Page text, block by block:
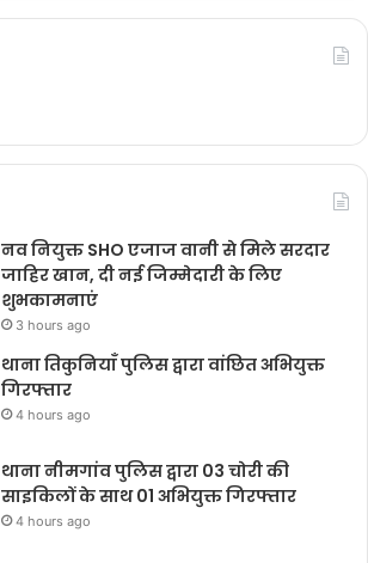
नव नियुक्त SHO एजाज वानी से मिले सरदार
जाहिर खान, दी नई जिम्मेदारी के लिए
शुभकामनाएं
3 hours ago
थाना तिकुनियाँ पुलिस द्वारा वांछित अभियुक्त
गिरफ्तार
4 hours ago
थाना नीमगांव पुलिस द्वारा 03 चोरी की
साइकिलों के साथ 01 अभियुक्त गिरफ्तार
4 hours ago